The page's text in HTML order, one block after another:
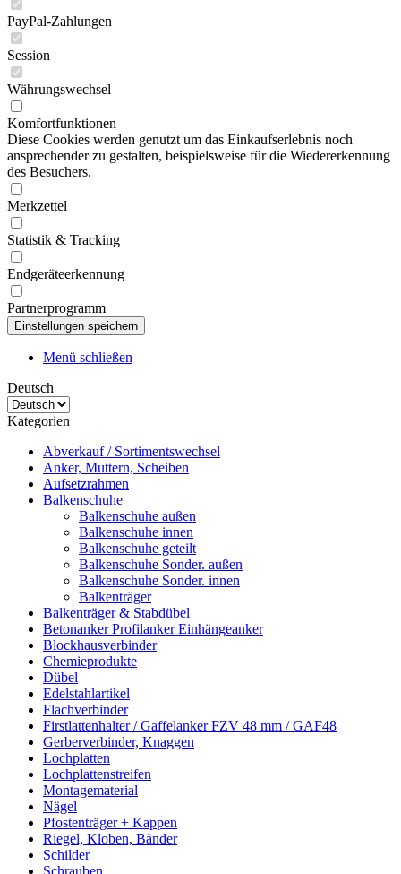
PayPal-Zahlungen
Session
Währungswechsel
Komfortfunktionen
Diese Cookies werden genutzt um das Einkaufserlebnis noch
ansprechender zu gestalten, beispielsweise für die Wiedererkennung
des Besuchers.
Merkzettel
Statistik & Tracking
Endgeräteerkennung
Partnerprogramm
Menü schließen
Deutsch
Kategorien
Abverkauf / Sortimentswechsel
Anker, Muttern, Scheiben
Aufsetzrahmen
Balkenschuhe
Balkenschuhe außen
Balkenschuhe innen
Balkenschuhe geteilt
Balkenschuhe Sonder. außen
Balkenschuhe Sonder. innen
Balkenträger
Balkenträger & Stabdübel
Betonanker Profilanker Einhängeanker
Blockhausverbinder
Chemieprodukte
Dübel
Edelstahlartikel
Flachverbinder
Firstlattenhalter / Gaffelanker FZV 48 mm / GAF48
Gerberverbinder, Knaggen
Lochplatten
Lochplattenstreifen
Montagematerial
Nägel
Pfostenträger + Kappen
Riegel, Kloben, Bänder
Schilder
Schrauben